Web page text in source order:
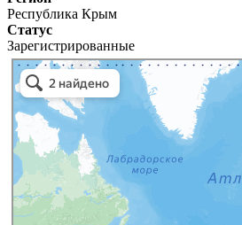
Республика Крым
Статус
Зарегистрированные